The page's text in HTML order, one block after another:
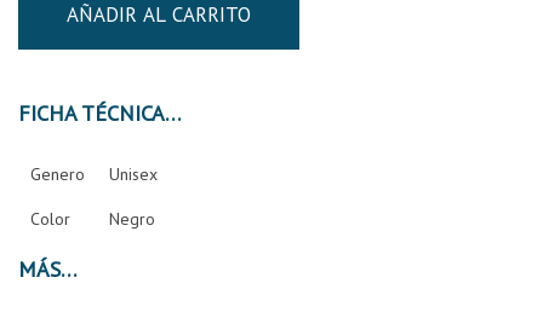
AÑADIR AL CARRITO
FICHA TÉCNICA
Genero Unisex
Color Negro
MÁS